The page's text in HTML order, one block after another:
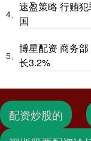
4、
速盈策略 行贿
国
5、
博星配资 商务
长3.2%
配资炒股的